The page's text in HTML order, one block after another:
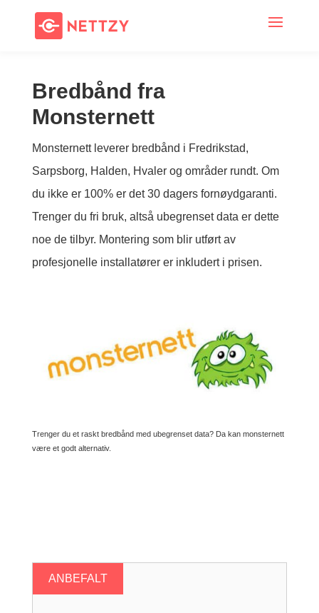
Bredbånd fra
Monsternett
Monsternett leverer bredbånd i Fredrikstad,
Sarpsborg, Halden, Hvaler og områder rundt. Om
du ikke er 100% er det 30 dagers fornøydgaranti.
Trenger du fri bruk, altså ubegrenset data er dette
noe de tilbyr. Montering som blir utført av
profesjonelle installatører er inkludert i prisen.
Trenger du et raskt bredbånd med ubegrenset data? Da kan monsternett
være et godt alternativ.